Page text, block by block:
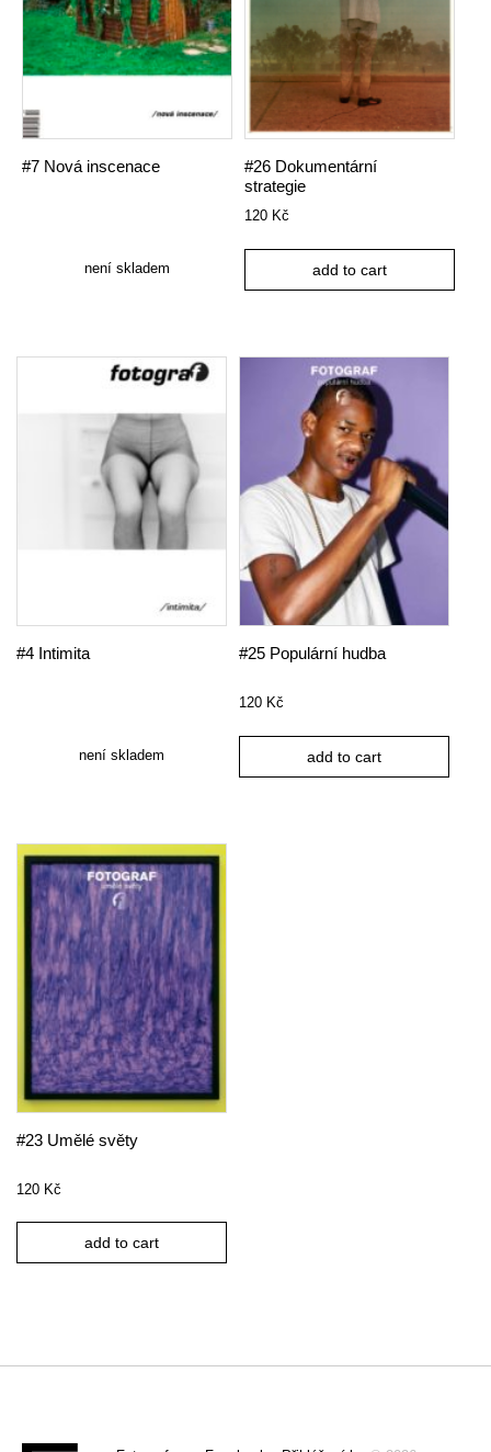
#7 Nová inscenace
není skladem
#26 Dokumentární
strategie
120 Kč
add to cart
#4 Intimita
není skladem
#25 Populární hudba
120 Kč
add to cart
#23 Umělé světy
120 Kč
add to cart